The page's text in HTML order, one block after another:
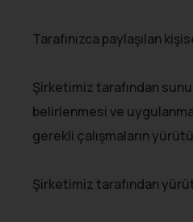
Tarafınızca paylaşılan
Şirketimiz tarafından
belirlenmesi ve
gerekli çalışmaların
Şirketimiz tarafından